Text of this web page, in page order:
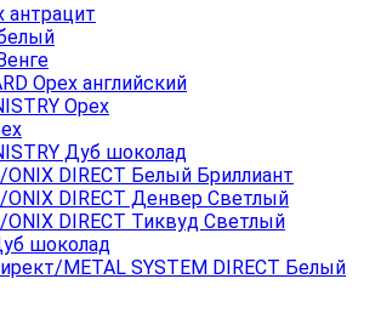
Орех английский
Орех
Дуб шоколад
DIRECT Белый Бриллиант
DIRECT Денвер Светлый
DIRECT Тиквуд Светлый
шоколад
METAL SYSTEM DIRECT Белый